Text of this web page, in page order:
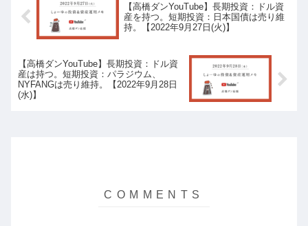
【高橋ダンYouTube】長期投資：ドル資
産を持つ。短期投資：日本国債は売り維
持。【2022年9月27日(火)】
【高橋ダンYouTube】長期投資：ドル資
産は持つ。短期投資：パラジウム、
NYFANGは売り維持。【2022年9月28日
(水)】